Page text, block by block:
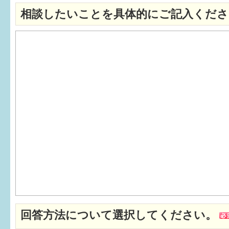
相談したいことを具体的にご記入くだ
回答方法について選択してください。
3歳〜就学前
就学後〜
子育て情報誌「ほっと」